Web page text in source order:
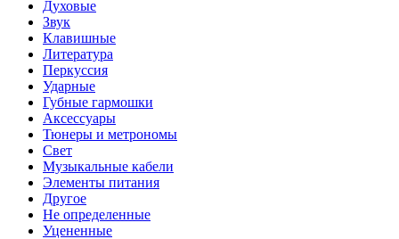
Духовые
Звук
Клавишные
Литература
Перкуссия
Ударные
Губные гармошки
Аксессуары
Тюнеры и метрономы
Свет
Музыкальные кабели
Элементы питания
Другое
Не определенные
Уцененные